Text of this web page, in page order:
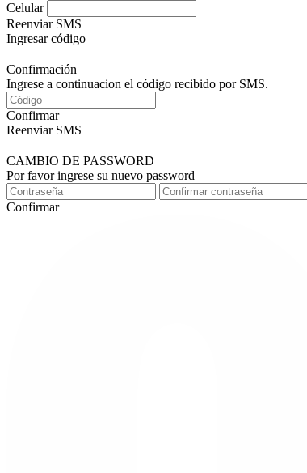
Celular
Reenviar SMS
Ingresar código
Confirmación
Ingrese a continuacion el código recibido por SMS.
Confirmar
Reenviar SMS
CAMBIO DE PASSWORD
Por favor ingrese su nuevo password
Confirmar